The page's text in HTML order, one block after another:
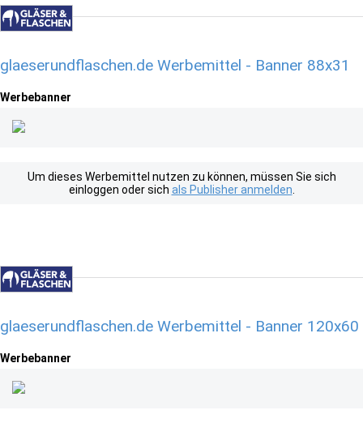
glaeserundflaschen.de Werbemittel - Banner 88x31
Werbebanner
Um dieses Werbemittel nutzen zu können, müssen Sie sich
einloggen oder sich als Publisher anmelden
glaeserundflaschen.de Werbemittel - Banner 120x60
Werbebanner